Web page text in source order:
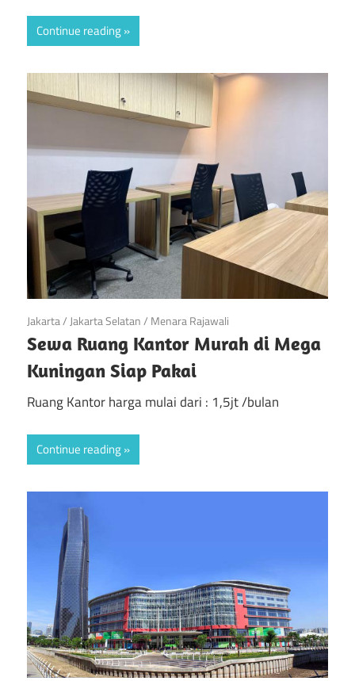
Continue reading
April 23, 2019
Jakarta/ Jakarta Selatan/ Menara Rajawali
Sewa Ruang Kantor Murah di Mega
Kuningan Siap Pakai
Ruang Kantor harga mulai dari : 1,5jt /bulan
Continue reading